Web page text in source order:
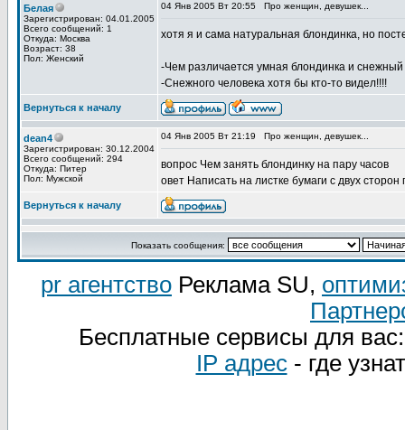
Белая
Зарегистрирован: 04.01.2005
Всего сообщений: 1
Откуда: Москва
Возраст: 38
Пол: Женский
04 Янв 2005 Вт 20:55 Про женщин, девушек...
хотя я и сама натуральная блондинка, но
-Чем различается умная блондинка и снежный
-Снежного человека хотя бы кто-то видел!!!!
Вернуться к началу
dean4
Зарегистрирован: 30.12.2004
Всего сообщений: 294
Откуда: Питер
Пол: Мужской
04 Янв 2005 Вт 21:19 Про женщин, девушек...
вопрос Чем занять блондинку на пару часов
овет Написать на листке бумаги с двух
Вернуться к началу
Показать сообщения:
pr агентство Реклама SU,
Бесплатные сервисы для
IP адрес- где